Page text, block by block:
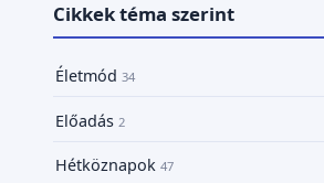
Cikkek téma szerint
Életmód 34
Előadás 2
Hétköznapok 47